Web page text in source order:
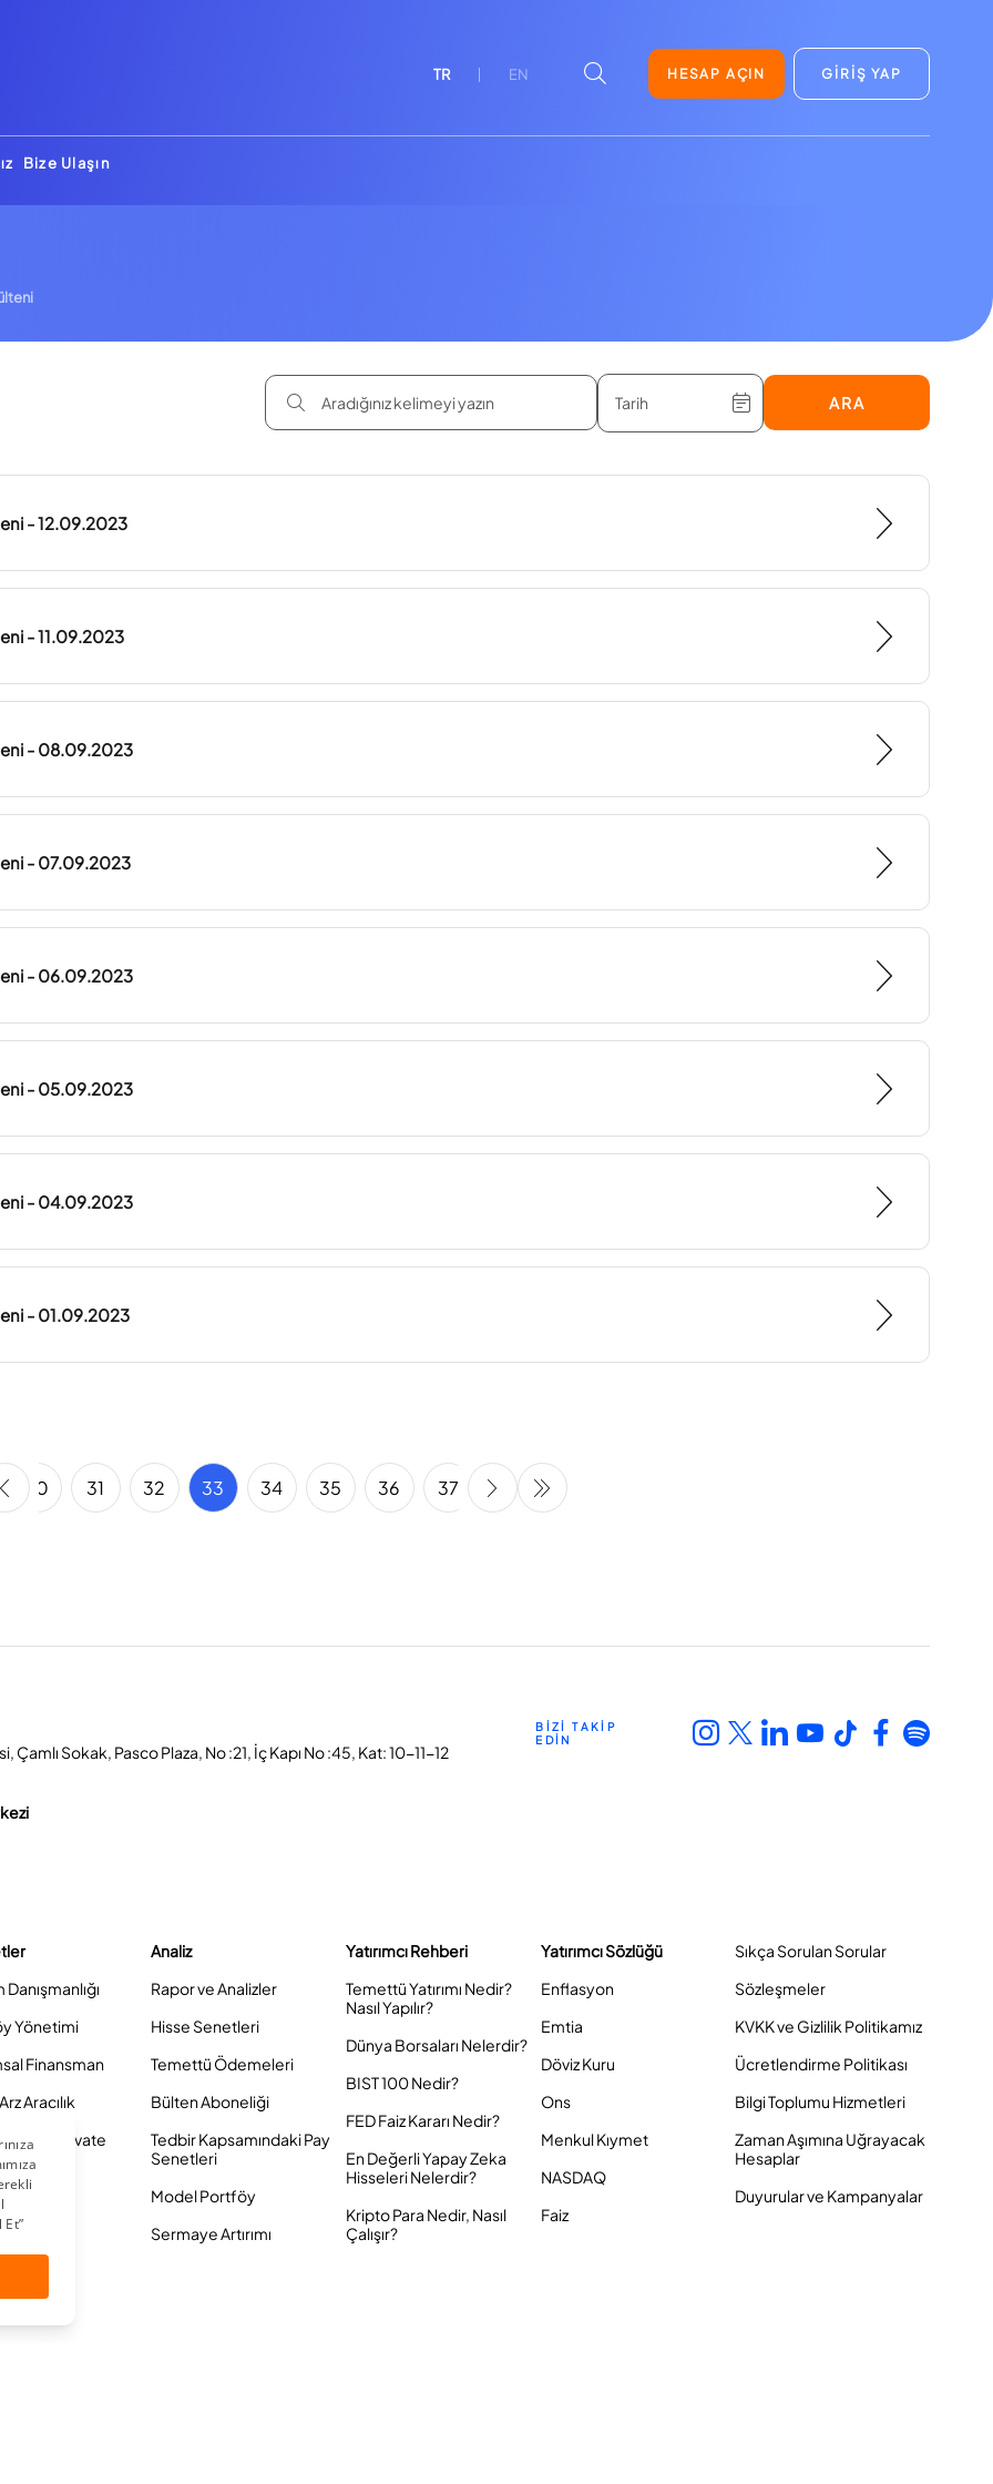
TR EN HESAP AÇIN GİRİŞ YAP
Bize Ulaşın
ARA
- 12.09.2023
- 11.09.2023
- 08.09.2023
- 07.09.2023
- 06.09.2023
- 05.09.2023
- 04.09.2023
- 01.09.2023
30 31 32 33 34 35 36 37
Çamlı Sokak, Pasco Plaza, No :21, İç Kapı No :45, Kat: 10-11-12
BİZİ TAKİP
EDİN
Danışmanlığı
Yönetimi
Finansman
Aracılık
Private
Analiz
Rapor ve Analizler
Hisse Senetleri
Temettü Ödemeleri
Bülten Aboneliği
Tedbir Kapsamındaki Pay
Senetleri
Model Portföy
Sermaye Artırımı
Yatırımcı Rehberi
Temettü Yatırımı Nedir?
Nasıl Yapılır?
Dünya Borsaları Nelerdir?
BIST 100 Nedir?
FED Faiz Kararı Nedir?
En Değerli Yapay Zeka
Hisseleri Nelerdir?
Kripto Para Nedir, Nasıl
Çalışır?
Yatırımcı Sözlüğü
Enflasyon
Emtia
Döviz Kuru
Ons
Menkul Kıymet
NASDAQ
Faiz
Sıkça Sorulan Sorular
Sözleşmeler
KVKK ve Gizlilik Politikamız
Ücretlendirme Politikası
Bilgi Toplumu Hizmetleri
Zaman Aşımına Uğrayacak
Hesaplar
Duyurular ve Kampanyalar